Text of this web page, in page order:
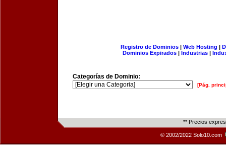
Registro de Dominios| Web Hosting |
Dominios Expirados | Industrias |
Categorías de Dominio:
[Pág.
** Precios
© 2002/2022 Solo10.com